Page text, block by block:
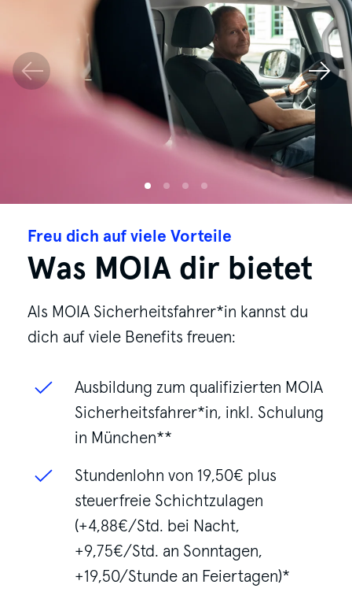
Freu dich auf viele Vorteile
Was MOIA dir bietet
Als MOIA Sicherheitsfahrer*in kannst du
dich auf viele Benefits freuen:
Ausbildung zum qualifizierten MOIA
Sicherheitsfahrer*in, inkl. Schulung
in München**
Stundenlohn von 19,50€ plus
steuerfreie Schichtzulagen
(+4,88€/Std. bei Nacht,
+9,75€/Std. an Sonntagen,
+19,50/Stunde an Feiertagen)*